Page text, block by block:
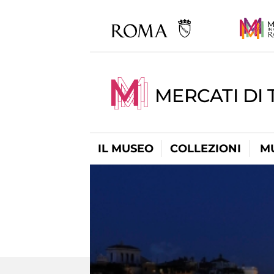
MERCATI DI
IL MUSEO COLLEZIONI